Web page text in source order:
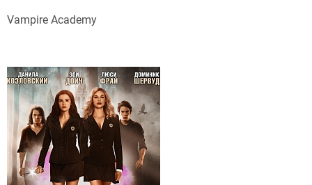
Vampire Academy